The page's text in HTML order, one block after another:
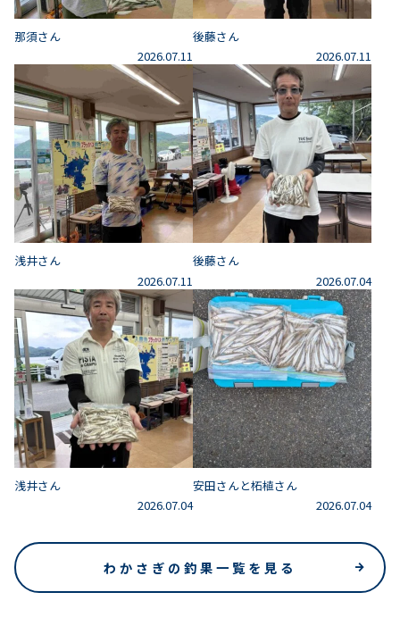
那須さん
2026.07.11
後藤さん
2026.07.11
浅井さん
2026.07.11
後藤さん
2026.07.04
浅井さん
2026.07.04
安田さんと柘植さん
2026.07.04
わかさぎの釣果一覧を見る